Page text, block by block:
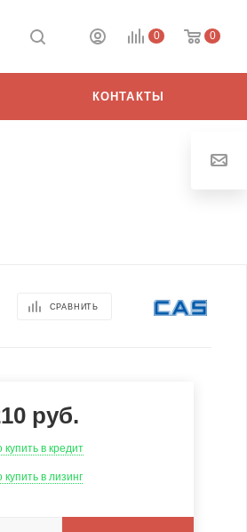
0 0
КОНТАКТЫ
СРАВНИТЬ
руб.
в кредит
в лизинг